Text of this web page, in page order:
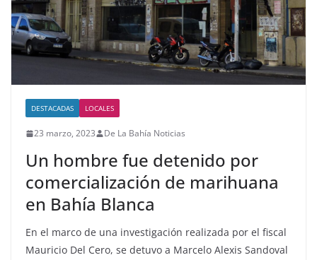
DESTACADAS LOCALES
23 marzo, 2023 De La Bahía Noticias
Un hombre fue detenido por
comercialización de marihuana
en Bahía Blanca
En el marco de una investigación realizada por el fiscal
Mauricio Del Cero, se detuvo a Marcelo Alexis Sandoval